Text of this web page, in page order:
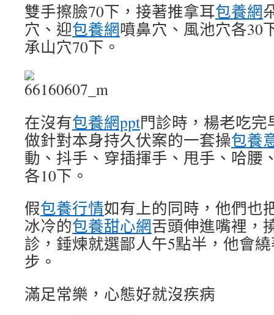
雙手擦臉70下，接著推拿耳包養網
穴、迎包養網噴鼻穴、風池穴各30
承山穴70下。
在沒有包養網ppt門診時，楊老吃
做針對本身持久伏案的一套操包養
動、抖手、穿插揮手、甩手、哈腰
各10下。
假包養行情如有上的同時，他們也
冰冷的包養甜心網舌頭伸進嘴裡，
診，錘煉就選鄙人午5點半，他會
步。
滿足常樂，心態好就沒疾病